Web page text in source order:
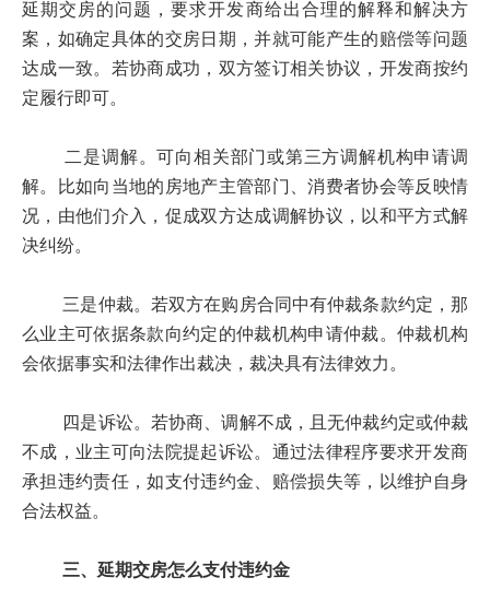
延期交房的问题，要求开发商给出合理的解释和解决方
案，如确定具体的交房日期，并就可能产生的赔偿等问题
达成一致。若协商成功，双方签订相关协议，开发商按约
定履行即可。
二是调解。可向相关部门或第三方调解机构申请调
解。比如向当地的房地产主管部门、消费者协会等反映情
况，由他们介入，促成双方达成调解协议，以和平方式解
决纠纷。
三是仲裁。若双方在购房合同中有仲裁条款约定，那
么业主可依据条款向约定的仲裁机构申请仲裁。仲裁机构
会依据事实和法律作出裁决，裁决具有法律效力。
四是诉讼。若协商、调解不成，且无仲裁约定或仲裁
不成，业主可向法院提起诉讼。通过法律程序要求开发商
承担违约责任，如支付违约金、赔偿损失等，以维护自身
合法权益。
三、延期交房怎么支付违约金